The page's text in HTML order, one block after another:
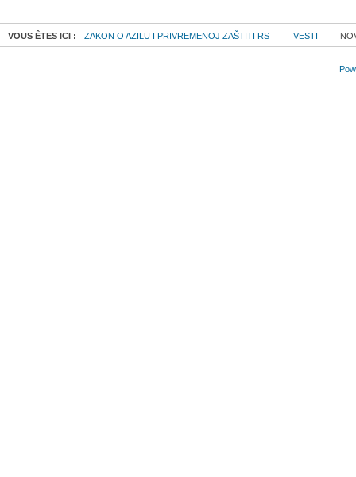
VOUS ÊTES ICI : ZAKON O AZILU I PRIVREMENOJ ZAŠTITI RS VESTI